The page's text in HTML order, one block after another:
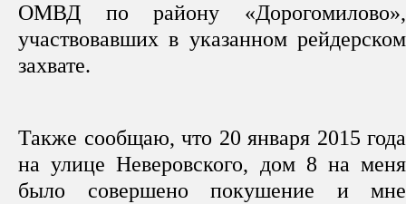
ОМВД по району «Дорогомилово»,
участвовавших в указанном рейдерском
захвате.
Также сообщаю, что 20 января 2015 года
на улице Неверовского, дом 8 на меня
было совершено покушение и мне